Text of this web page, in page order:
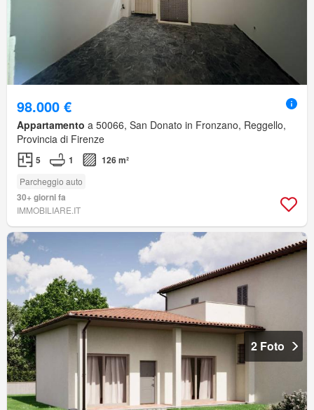
98.000 €
Appartamento a 50066, San Donato in Fronzano, Reggello,
Provincia di Firenze
5 1 126 m²
Parcheggio auto
30+ giorni fa
IMMOBILIARE.IT
2 Foto